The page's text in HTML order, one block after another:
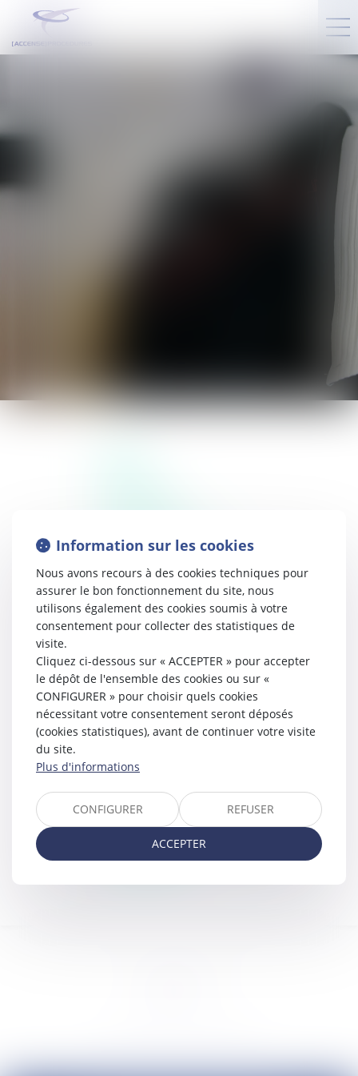
PLAN DU SITE
Compétences
Droit social
Droit commercial
Droit civil général
Droit pénal
Actualités
Contactez nous
Politique de cookies
Politique de confidentialité
Mentions légales
Plan du site
RDV en ligne
RDV en ligne BRIVE
RDV en ligne SEILHAC
Liens utiles
Information sur les cookies
Nous avons recours à des cookies techniques pour
assurer le bon fonctionnement du site, nous
utilisons également des cookies soumis à votre
consentement pour collecter des statistiques de
visite.
Cliquez ci-dessous sur « ACCEPTER » pour accepter
le dépôt de l'ensemble des cookies ou sur «
CONFIGURER » pour choisir quels cookies
nécessitant votre consentement seront déposés
(cookies statistiques), avant de continuer votre visite
du site.
Plus d'informations
CONFIGURER REFUSER
ACCEPTER